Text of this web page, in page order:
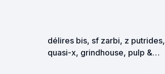
délires bis, sf zarbi, z putrides,
quasi-x, grindhouse, pulp &